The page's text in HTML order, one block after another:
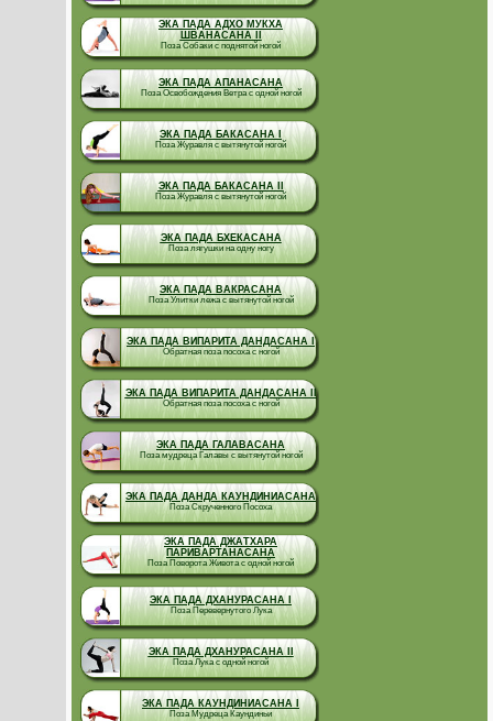
ЭКА ПАДА АДХО МУКХА
ШВАНАСАНА II
Поза Собаки с поднятой ногой
ЭКА ПАДА АПАНАСАНА
Поза Освобождения Ветра с одной ногой
ЭКА ПАДА БАКАСАНА I
Поза Журавля с вытянутой ногой
ЭКА ПАДА БАКАСАНА II
Поза Журавля с вытянутой ногой
ЭКА ПАДА БХЕКАСАНА
Поза лягушки на одну ногу
ЭКА ПАДА ВАКРАСАНА
Поза Улитки лежа с вытянутой ногой
ЭКА ПАДА ВИПАРИТА ДАНДАСАНА I
Обратная поза посоха с ногой
ЭКА ПАДА ВИПАРИТА ДАНДАСАНА II
Обратная поза посоха с ногой
ЭКА ПАДА ГАЛАВАСАНА
Поза мудреца Галавы с вытянутой ногой
ЭКА ПАДА ДАНДА КАУНДИНИАСАНА
Поза Скрученного Посоха
ЭКА ПАДА ДЖАТХАРА
ПАРИВАРТАНАСАНА
Поза Поворота Живота с одной ногой
ЭКА ПАДА ДХАНУРАСАНА I
Поза Перевернутого Лука
ЭКА ПАДА ДХАНУРАСАНА II
Поза Лука с одной ногой
ЭКА ПАДА КАУНДИНИАСАНА I
Поза Мудреца Каундиньи